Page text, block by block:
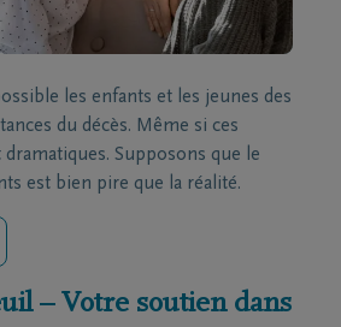
les enfants et les jeunes des
du décès. Même si ces
Supposons que le
est bien pire que la réalité.
– Votre soutien dans